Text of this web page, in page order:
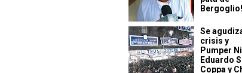
Bergoglio!
Se
crisis y
Pumper
Eduardo
Coppa y